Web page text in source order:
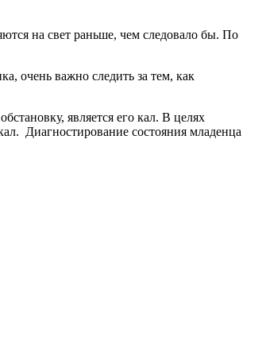
на свет раньше, чем следовало бы. По
очень важно следить за тем, как
является его кал. В целях
Диагностирование состояния младенца